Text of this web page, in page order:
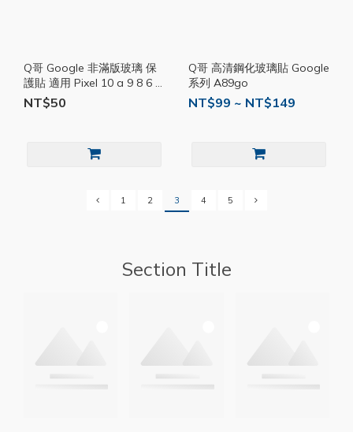
Q哥 Google 非滿版玻璃 保
護貼 適用 Pixel 10 a 9 8 6 7
5 4 3 Pro 玻璃貼 A01go
NT$50
Q哥 高清鋼化玻璃貼 Google
系列 A89go
NT$99 ~ NT$149
1 2 3 4 5
Section Title